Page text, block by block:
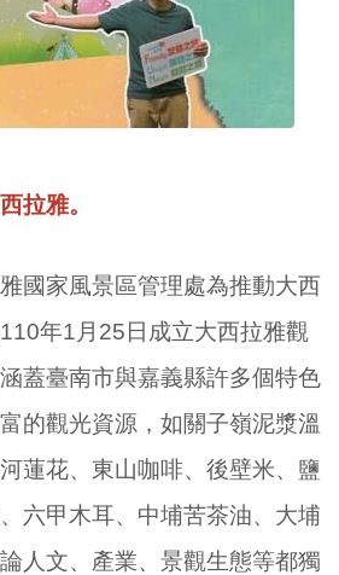
拉雅。
國家風景區管理處為推動大西
年1月25日成立大西拉雅觀
蓋臺南市與嘉義縣許多個特色
的觀光資源，如關子嶺泥漿溫
蓮花、東山咖啡、後壁米、鹽
六甲木耳、中埔苦茶油、大埔
人文、產業、景觀生態等都獨